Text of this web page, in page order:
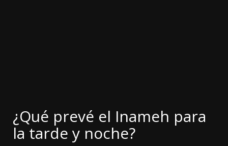
¿Qué prevé el Inameh para
la tarde y noche?